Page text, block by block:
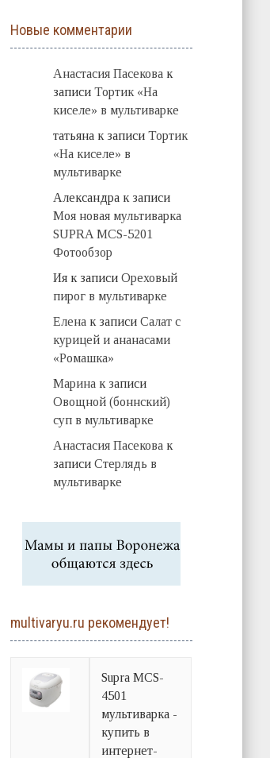
Новые комментарии
Анастасия Пасекова к
записиТортик «На
киселе» в мультиварке
татьяна к записиТортик
«На киселе» в
мультиварке
Александра к записи
Моя новая мультиварка
SUPRA MCS-5201
Фотообзор
Ия к записиОреховый
пирог в мультиварке
Елена к записиСалат с
курицей и ананасами
«Ромашка»
Марина к записи
Овощной (боннский)
суп в мультиварке
Анастасия Пасекова к
записиСтерлядь в
мультиварке
multivaryu.ru рекомендует!
Supra MCS-
4501
мультиварка -
купить в
интернет-